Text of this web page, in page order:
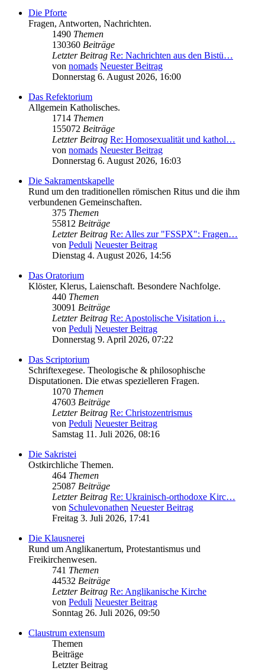
Die Pforte
Fragen, Antworten, Nachrichten.
1490 Themen
130360 Beiträge
Letzter Beitrag Re: Nachrichten aus den Bistü…
von nomads Neuester Beitrag
Donnerstag 6. August 2026, 16:00
Das Refektorium
Allgemein Katholisches.
1714 Themen
155072 Beiträge
Letzter Beitrag Re: Homosexualität und kathol…
von nomads Neuester Beitrag
Donnerstag 6. August 2026, 16:03
Die Sakramentskapelle
Rund um den traditionellen römischen Ritus und die ihm
verbundenen Gemeinschaften.
375 Themen
55812 Beiträge
Letzter Beitrag Re: Alles zur "FSSPX": Fragen…
von Peduli Neuester Beitrag
Dienstag 4. August 2026, 14:56
Das Oratorium
Klöster, Klerus, Laienschaft. Besondere Nachfolge.
440 Themen
30091 Beiträge
Letzter Beitrag Re: Apostolische Visitation i…
von Peduli Neuester Beitrag
Donnerstag 9. April 2026, 07:22
Das Scriptorium
Schriftexegese. Theologische & philosophische
Disputationen. Die etwas spezielleren Fragen.
1070 Themen
47603 Beiträge
Letzter Beitrag Re: Christozentrismus
von Peduli Neuester Beitrag
Samstag 11. Juli 2026, 08:16
Die Sakristei
Ostkirchliche Themen.
464 Themen
25087 Beiträge
Letzter Beitrag Re: Ukrainisch-orthodoxe Kirc…
von Schulevonathen Neuester Beitrag
Freitag 3. Juli 2026, 17:41
Die Klausnerei
Rund um Anglikanertum, Protestantismus und
Freikirchenwesen.
741 Themen
44532 Beiträge
Letzter Beitrag Re: Anglikanische Kirche
von Peduli Neuester Beitrag
Sonntag 26. Juli 2026, 09:50
Claustrum extensum
Themen
Beiträge
Letzter Beitrag